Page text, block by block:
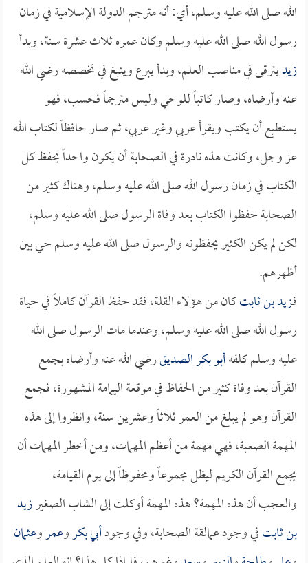
الله صلى الله عليه وسلم، أي: أنه مترجم الدولة الإسلامية في زمان
رسول الله صلى الله عليه وسلم وكان عمره ثلاث عشرة سنة، وبدأ
زيديترقى في مناصب العلم، وبدأ يبرع وينبغ في تخصصه رضي الله
عنه وأرضاه، وصار كاتباً للوحي وليس مترجماً فحسب، فهو
يستطيع أن يكتب ويقرأ عربي وغير عربي، ثم صار حافظاً لكتاب الله
عز وجل، وكانت هذه نادرة في الصحابة أن يكون واحداً يحفظ كل
الكتاب في زمان رسول الله صلى الله عليه وسلم، وهناك كثير من
الصحابة حفظوا الكتاب بعد وفاة الرسول صلى الله عليه وسلم،
لكن لم يكن الكثير يحفظونه والرسول صلى الله عليه وسلم حي بين
أظهرهم.
فـزيد بن ثابتكان من هؤلاء القلة، فقد حفظ القرآن كاملاً في حياة
رسول الله صلى الله عليه وسلم، وعندما مات الرسول صلى الله
عليه وسلم كلفهأبو بكر الصديقرضي الله عنه وأرضاه بجمع
القرآن بعد وفاة كثير من الحفاظ في موقعة اليمامة المشهورة، فجمع
القرآن وهو لم يبلغ من العمر ثلاثاً وعشرين سنة، وانظروا إلى هذه
المهمة الصعبة، فهي مهمة من أعظم المهمات، ومن أخطر المهمات أن
يجمع القرآن الكريم ليظل مجموعاً ومحفوظاً إلى يوم القيامة،
والعجب أن هذه المهمة؟ هذه المهمة أوكلت إلى الشاب الصغيرزيد
بن ثابتفي وجود عمالقة الصحابة، وفي وجودأبي بكروعمروعثمان